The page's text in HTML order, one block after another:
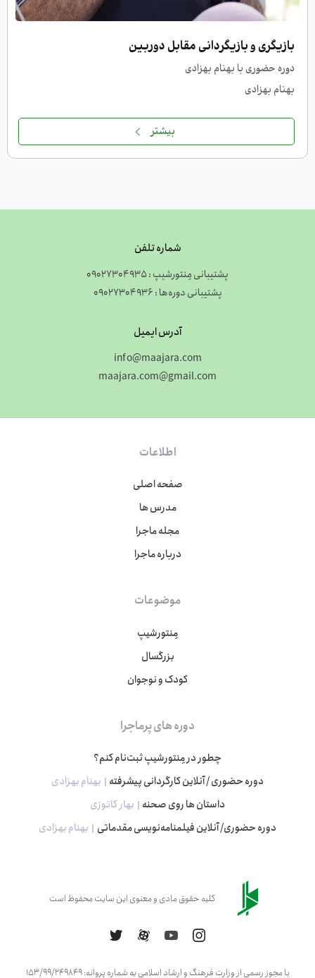
بازیگری و بازیگردانی مقابل دوربین
دوره حضوری با بهنام بهزادی
بهنام بهزادی
بیشتر
شماره تلفن
پشتیبانی مِنتورشیپ : 09027304935
پشتیبانی دوره‌ها : 09027304936
آدرس ایمیل
info@maajara.com
maajara.com@gmail.com
اطلاعات
صفحه اصلی
مدرس ها
مجله ماجرا
درباره ماجرا
موضوعات
مِنتورشیپ
بزرگسال
کودک و نوجوان
دوره های پرماجرا
چطور در مِنتورشیپ ثبت‌نام کنم؟
دوره حضوری / آنلاین کارگردانی پیشرفته بهنام بهزادی
داستان ها روی صحنه بهار کاتوزی
دوره حضوری/ آنلاین فیلمنامه‌نویسی مقدماتی
بهنام بهزادی
کلیه حقوق مادی و معنوی این سایت محفوظ است
با مجوز رسمی از وزارت فرهنگ و ارشاد اسلامی به شماره پروانه: 153/99/249849